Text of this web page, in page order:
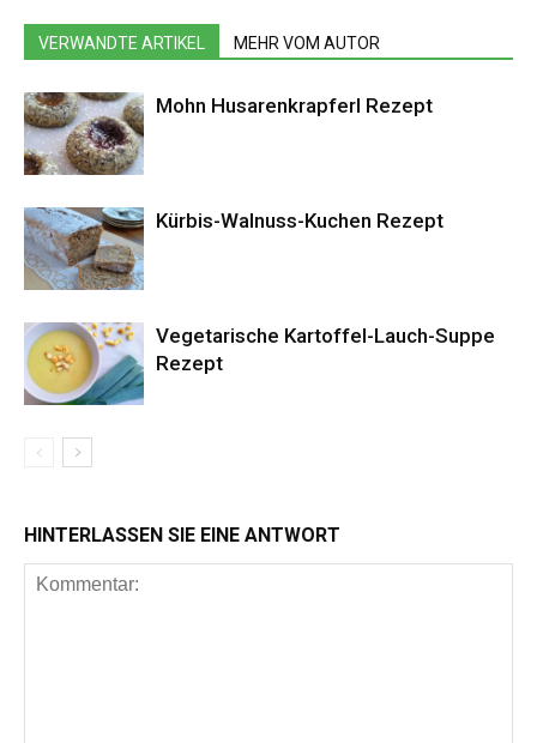
VERWANDTE ARTIKEL MEHR VOM AUTOR
Mohn Husarenkrapferl Rezept
Kürbis-Walnuss-Kuchen Rezept
Vegetarische Kartoffel-Lauch-Suppe
Rezept
HINTERLASSEN SIE EINE ANTWORT